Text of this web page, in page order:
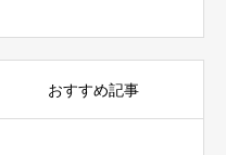
おすすめ記事